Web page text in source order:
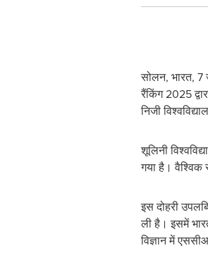
सोलन, भारत, 7
रैंकिंग 2025
निजी
शूलिनी
गया है। वैश्विक
इस दोहरी
ली है। इसमें
विज्ञान में